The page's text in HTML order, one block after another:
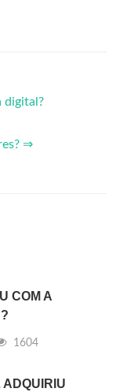
digital?
⇒
COM A
1604
ADQUIRIU